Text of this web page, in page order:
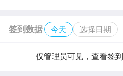
签到数据 今天 选择日期
仅管理员可见，查看签